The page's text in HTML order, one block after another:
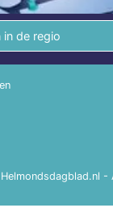
in de regio
-